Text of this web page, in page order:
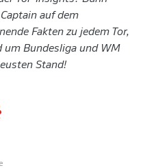
auf dem
Fakten zu jedem Tor,
Bundesliga und WM
Stand!